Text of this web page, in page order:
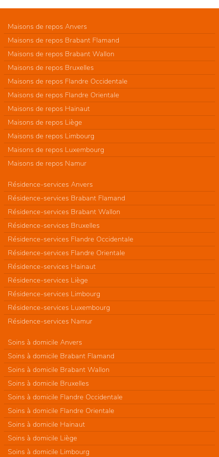
Maisons de repos Anvers
Maisons de repos Brabant Flamand
Maisons de repos Brabant Wallon
Maisons de repos Bruxelles
Maisons de repos Flandre Occidentale
Maisons de repos Flandre Orientale
Maisons de repos Hainaut
Maisons de repos Liège
Maisons de repos Limbourg
Maisons de repos Luxembourg
Maisons de repos Namur
Résidence-services Anvers
Résidence-services Brabant Flamand
Résidence-services Brabant Wallon
Résidence-services Bruxelles
Résidence-services Flandre Occidentale
Résidence-services Flandre Orientale
Résidence-services Hainaut
Résidence-services Liège
Résidence-services Limbourg
Résidence-services Luxembourg
Résidence-services Namur
Soins à domicile Anvers
Soins à domicile Brabant Flamand
Soins à domicile Brabant Wallon
Soins à domicile Bruxelles
Soins à domicile Flandre Occidentale
Soins à domicile Flandre Orientale
Soins à domicile Hainaut
Soins à domicile Liège
Soins à domicile Limbourg